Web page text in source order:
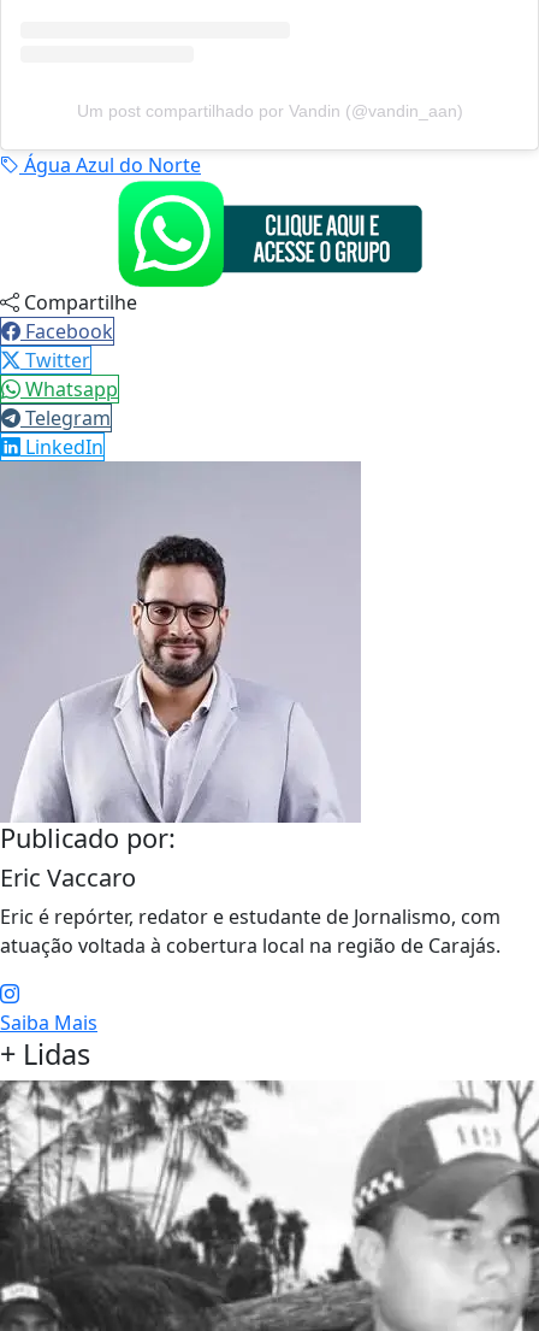
Um post compartilhado por Vandin (@vandin_aan)
Água Azul do Norte
Compartilhe
Facebook
Twitter
Whatsapp
Telegram
LinkedIn
Publicado por:
Eric Vaccaro
Eric é repórter, redator e estudante de Jornalismo, com
atuação voltada à cobertura local na região de Carajás.
Saiba Mais
+ Lidas